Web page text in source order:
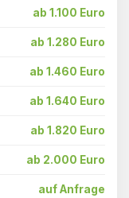
ab 1.100 Euro
ab 1.280 Euro
ab 1.460 Euro
ab 1.640 Euro
ab 1.820 Euro
ab 2.000 Euro
auf Anfrage